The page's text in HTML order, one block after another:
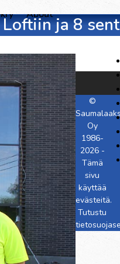
About ja 8
©
Oy
1986-
2026 -
Tämä
sivu
käyttää
evästeitä.
Tutustu